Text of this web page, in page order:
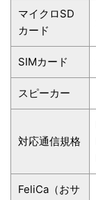
マイクロSD
カード
SIMカード
スピーカー
対応通信規格
FeliCa（おサ